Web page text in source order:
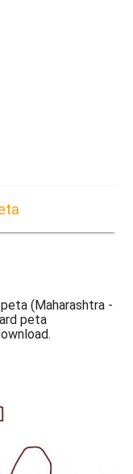
(Maharashtra -
peta